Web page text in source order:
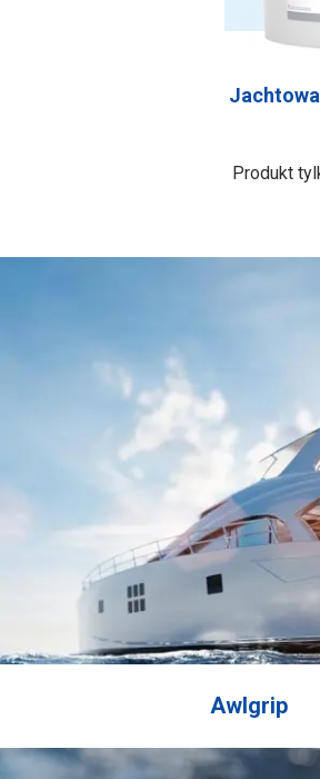
Produkt
bez
nadaje
Awlgrip